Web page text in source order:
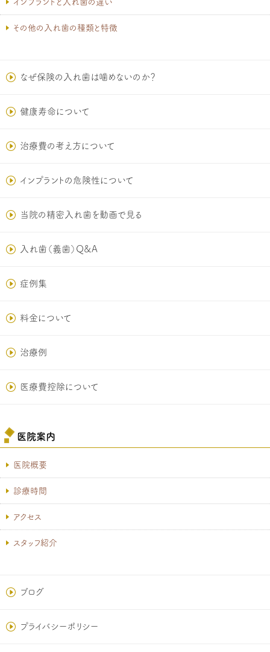
インプラントと入れ歯の違い
その他の入れ歯の種類と特徴
なぜ保険の入れ歯は噛めないのか？
健康寿命について
治療費の考え方について
インプラントの危険性について
当院の精密入れ歯を動画で見る
入れ歯（義歯）Q&A
症例集
料金について
治療例
医療費控除について
医院案内
医院概要
診療時間
アクセス
スタッフ紹介
ブログ
プライバシーポリシー